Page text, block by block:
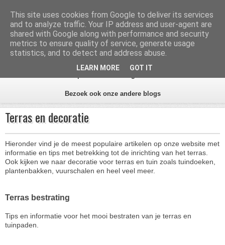
Inhoud Zoeken
Aanbiedingen Tuin
Alles voor de tuin
Bezoek ook onze andere blogs
Terras en decoratie
Hieronder vind je de meest populaire artikelen op onze website met
informatie en tips met betrekking tot de inrichting van het terras.
Ook kijken we naar decoratie voor terras en tuin zoals tuindoeken,
plantenbakken, vuurschalen en heel veel meer.
Terras bestrating
Tips en informatie voor het mooi bestraten van je terras en
tuinpaden.
This site uses cookies from Google to deliver its services
and to analyze traffic. Your IP address and user-agent are
shared with Google along with performance and security
metrics to ensure quality of service, generate usage
statistics, and to detect and address abuse.
LEARN MORE GOT IT